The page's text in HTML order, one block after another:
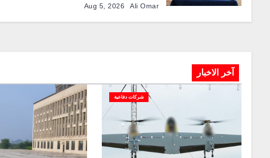
بالوقود جوًا من خلال تزويدها بطائرتي
Aug 5, 2026 Ali Omar
آخر الاخبار
شركات دفاعية